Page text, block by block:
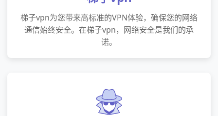
梯子vpn为您带来高标准的VPN体验，确保您的网络
通信始终安全。在梯子vpn，网络安全是我们的承
诺。